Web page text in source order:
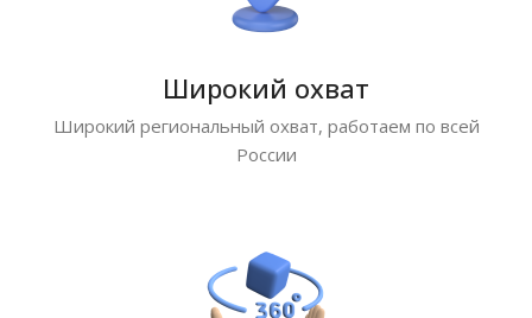
Широкий охват
Широкий региональный охват, работаем по всей
России